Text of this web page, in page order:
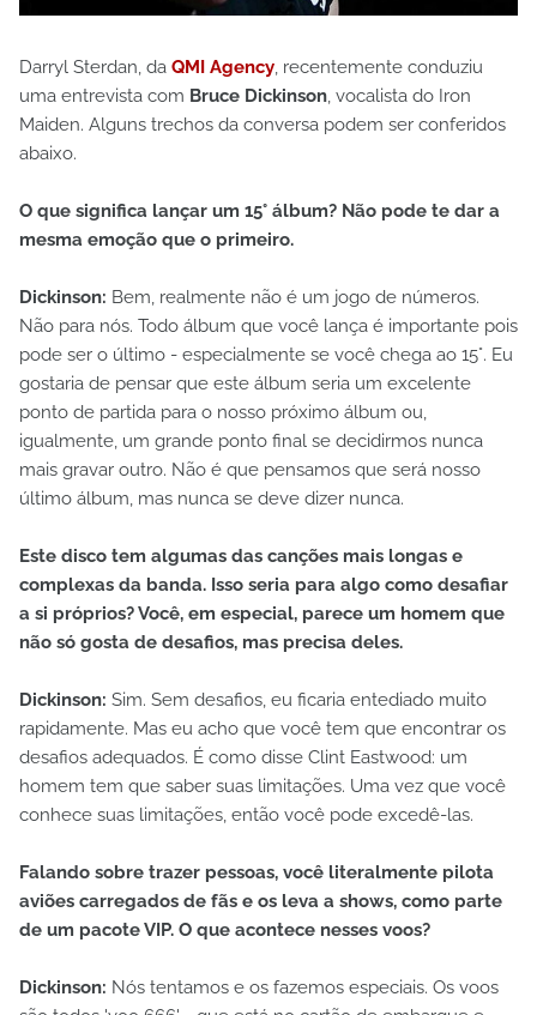
Darryl Sterdan, da QMI Agency, recentemente conduziu
uma entrevista com Bruce Dickinson, vocalista do Iron
Maiden. Alguns trechos da conversa podem ser conferidos
abaixo.
O que significa lançar um 15° álbum? Não pode te dar a
mesma emoção que o primeiro.
Dickinson: Bem, realmente não é um jogo de números.
Não para nós. Todo álbum que você lança é importante pois
pode ser o último - especialmente se você chega ao 15°. Eu
gostaria de pensar que este álbum seria um excelente
ponto de partida para o nosso próximo álbum ou,
igualmente, um grande ponto final se decidirmos nunca
mais gravar outro. Não é que pensamos que será nosso
último álbum, mas nunca se deve dizer nunca.
Este disco tem algumas das canções mais longas e
complexas da banda. Isso seria para algo como desafiar
a si próprios? Você, em especial, parece um homem que
não só gosta de desafios, mas precisa deles.
Dickinson: Sim. Sem desafios, eu ficaria entediado muito
rapidamente. Mas eu acho que você tem que encontrar os
desafios adequados. É como disse Clint Eastwood: um
homem tem que saber suas limitações. Uma vez que você
conhece suas limitações, então você pode excedê-las.
Falando sobre trazer pessoas, você literalmente pilota
aviões carregados de fãs e os leva a shows, como parte
de um pacote VIP. O que acontece nesses voos?
Dickinson: Nós tentamos e os fazemos especiais. Os voos